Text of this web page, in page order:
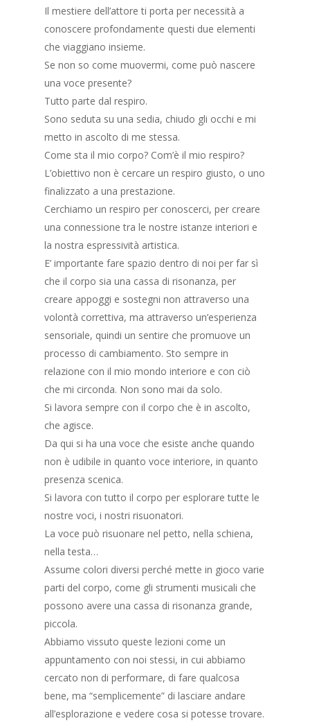
Il mestiere dell’attore ti porta per necessità a
conoscere profondamente questi due elementi
che viaggiano insieme.
Se non so come muovermi, come può nascere
una voce presente?
Tutto parte dal respiro.
Sono seduta su una sedia, chiudo gli occhi e mi
metto in ascolto di me stessa.
Come sta il mio corpo? Com’è il mio respiro?
L’obiettivo non è cercare un respiro giusto, o uno
finalizzato a una prestazione.
Cerchiamo un respiro per conoscerci, per creare
una connessione tra le nostre istanze interiori e
la nostra espressività artistica.
E’ importante fare spazio dentro di noi per far sì
che il corpo sia una cassa di risonanza, per
creare appoggi e sostegni non attraverso una
volontà correttiva, ma attraverso un’esperienza
sensoriale, quindi un sentire che promuove un
processo di cambiamento. Sto sempre in
relazione con il mio mondo interiore e con ciò
che mi circonda. Non sono mai da solo.
Si lavora sempre con il corpo che è in ascolto,
che agisce.
Da qui si ha una voce che esiste anche quando
non è udibile in quanto voce interiore, in quanto
presenza scenica.
Si lavora con tutto il corpo per esplorare tutte le
nostre voci, i nostri risuonatori.
La voce può risuonare nel petto, nella schiena,
nella testa…
Assume colori diversi perché mette in gioco varie
parti del corpo, come gli strumenti musicali che
possono avere una cassa di risonanza grande,
piccola.
Abbiamo vissuto queste lezioni come un
appuntamento con noi stessi, in cui abbiamo
cercato non di performare, di fare qualcosa
bene, ma “semplicemente” di lasciare andare
all’esplorazione e vedere cosa si potesse trovare.